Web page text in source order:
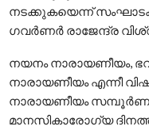
നടക്കുകയെന്ന്
ഗവര്‍ണര്‍ രാജേന്ദ്ര
നയനം നാരായണീയം,
നാരായണീയം എന്നീ
നാരായണീയം
മാനസികാരോഗ്യ